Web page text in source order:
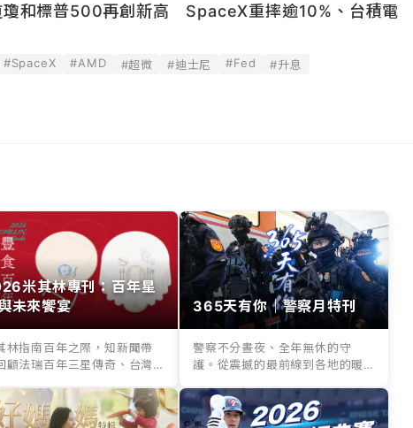
瓊和標普500再創新高 SpaceX重摔逾10%、台積電
#SpaceX #AMD #超微 #迪士尼 #Fed #升息
米其林專刊：百年星
未來饗宴
林指南百年之際，知新聞帶
顧法瑞百年三星傳奇、台灣
365天有你｜警察月特刊
警察不分晝夜、全年無休的守
護。從震撼的最前線到各地的暖